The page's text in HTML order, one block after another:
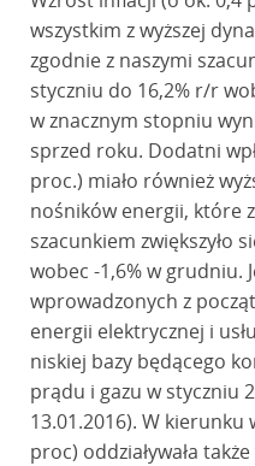
wszystkim z wyższej
zgodnie z naszymi
styczniu do 16,2% r/r
w znacznym stopniu
sprzed roku. Dodatni
proc.) miało również
nośników energii, które
szacunkiem zwiększyło
wobec -1,6% w grudniu.
wprowadzonych z
energii elektrycznej i
niskiej bazy będącego
prądu i gazu w styczniu
13.01.2016). W
proc) oddziaływała